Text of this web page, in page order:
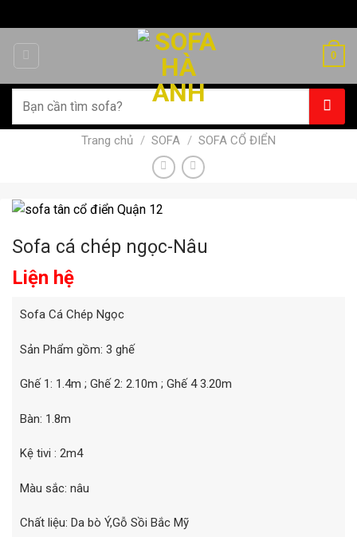
đến
nội
dung
0
kiếm:
Trang chủ / SOFA / SOFA CỔ ĐIỂN
Sofa cá chép ngọc-Nâu
Liện hệ
Sofa Cá Chép Ngọc
Sản Phẩm gồm: 3 ghế
Ghế 1: 1.4m ; Ghế 2: 2.10m ; Ghế 4 3.20m
Bàn: 1.8m
Kệ tivi : 2m4
Màu sắc: nâu
Chất liệu: Da bò Ý,Gỗ Sồi Bắc Mỹ